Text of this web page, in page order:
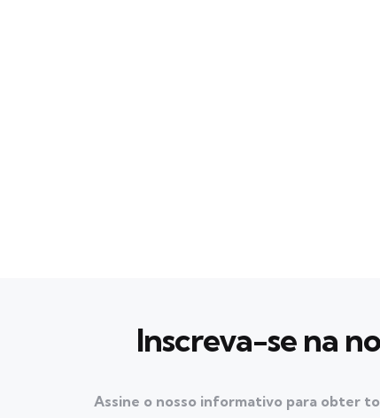
Inscreva-se na
Assine o nosso informativo para obter